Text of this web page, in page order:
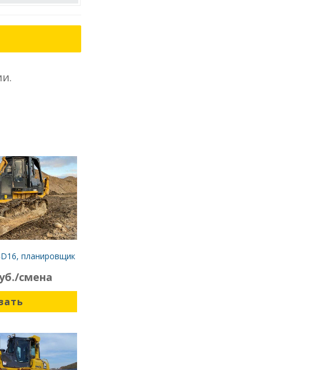
планировщик
смена